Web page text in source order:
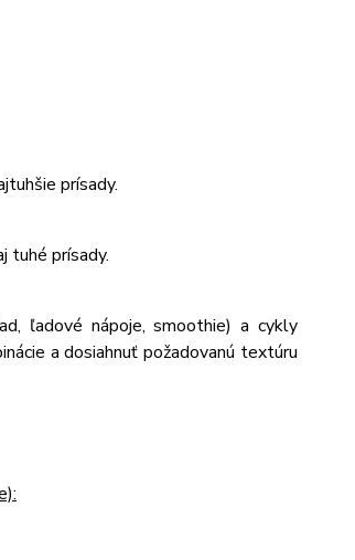
prísady.
tuhé prísady.
ľadové nápoje, smoothie) a cykly
a dosiahnuť požadovanú textúru